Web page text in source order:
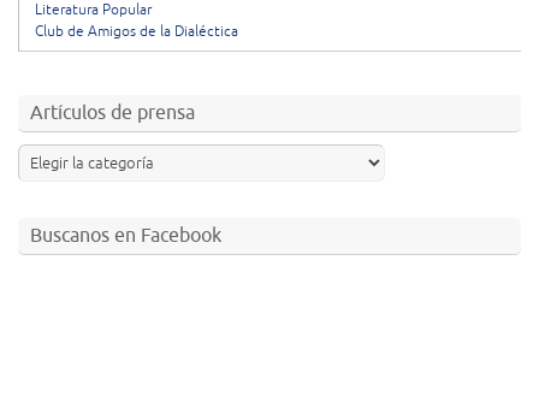
Literatura Popular
Club de Amigos de la Dialéctica
Artículos de prensa
Buscanos en Facebook